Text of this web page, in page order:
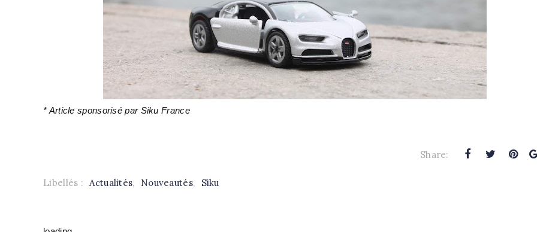
* Article sponsorisé par Siku France
Share:
Libellés : Actualités, Nouveautés, Siku